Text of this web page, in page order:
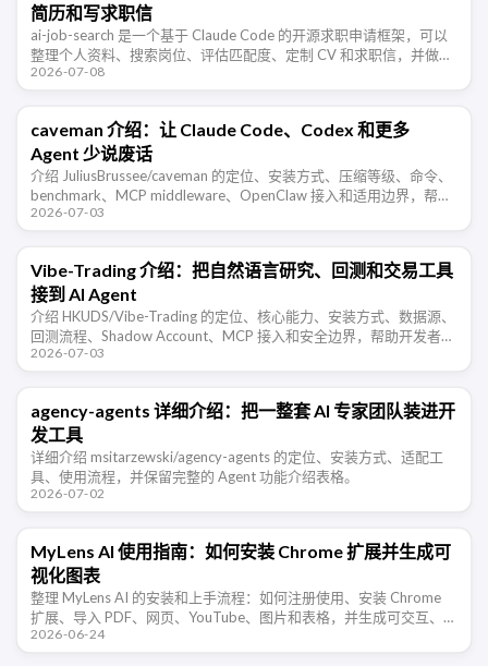
简历和写求职信
ai-job-search 是一个基于 Claude Code 的开源求职申请框架，可以
整理个人资料、搜索岗位、评估匹配度、定制 CV 和求职信，并做
ATS 可读性检查。
2026-07-08
caveman 介绍：让 Claude Code、Codex 和更多
Agent 少说废话
介绍 JuliusBrussee/caveman 的定位、安装方式、压缩等级、命令、
benchmark、MCP middleware、OpenClaw 接入和适用边界，帮助
开发者判断这类 Agent …
2026-07-03
Vibe-Trading 介绍：把自然语言研究、回测和交易工具
接到 AI Agent
介绍 HKUDS/Vibe-Trading 的定位、核心能力、安装方式、数据源、
回测流程、Shadow Account、MCP 接入和安全边界，帮助开发者判
断它适合哪些交易研究场景。
2026-07-03
agency-agents 详细介绍：把一整套 AI 专家团队装进开
发工具
详细介绍 msitarzewski/agency-agents 的定位、安装方式、适配工
具、使用流程，并保留完整的 Agent 功能介绍表格。
2026-07-02
MyLens AI 使用指南：如何安装 Chrome 扩展并生成可
视化图表
整理 MyLens AI 的安装和上手流程：如何注册使用、安装 Chrome
扩展、导入 PDF、网页、YouTube、图片和表格，并生成可交互、可
追溯来源的 AI 可视化图表。
2026-06-24